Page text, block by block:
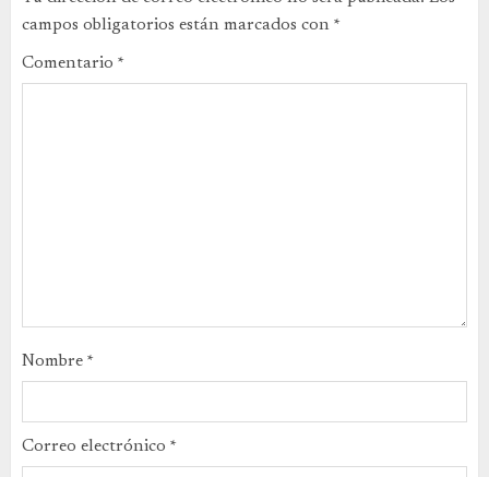
campos obligatorios están marcados con *
Comentario *
Nombre *
Correo electrónico *